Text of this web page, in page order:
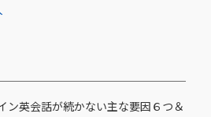
ン英会話が続かない主な要因６つ＆